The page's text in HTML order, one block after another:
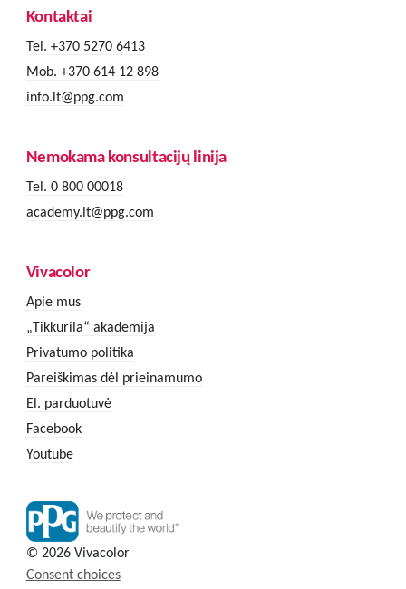
Kontaktai
Tel. +370 5270 6413
Mob. +370 614 12 898
info.lt@ppg.com
Nemokama konsultacijų linija
Tel. 0 800 00018
academy.lt@ppg.com
Vivacolor
Apie mus
„Tikkurila“ akademija
Privatumo politika
Pareiškimas dėl prieinamumo
El. parduotuvė
Facebook
Youtube
© 2026 Vivacolor
Consent choices